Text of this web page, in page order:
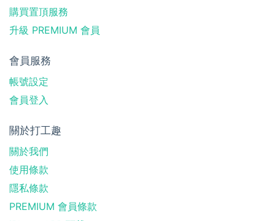
購買置頂服務
升級 PREMIUM 會員
會員服務
帳號設定
會員登入
關於打工趣
關於我們
使用條款
隱私條款
PREMIUM 會員條款